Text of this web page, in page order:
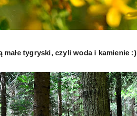
małe tygryski, czyli woda i kamienie :)